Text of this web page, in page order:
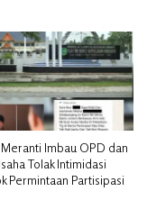
Imbau OPD dan
Tolak Intimidasi
Permintaan Partisipasi